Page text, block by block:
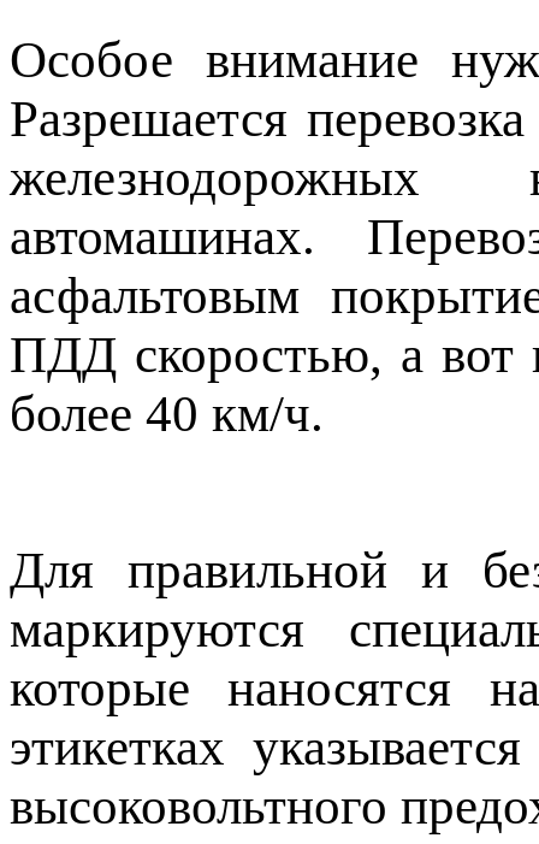
Особое внимание
Разрешается
железнодорожных
автомашинах.
асфальтовым
ПДД скоростью, а вот
более 40 км/ч.
Для правильной и
маркируются
которые наносятся
этикетках
высоковольтного